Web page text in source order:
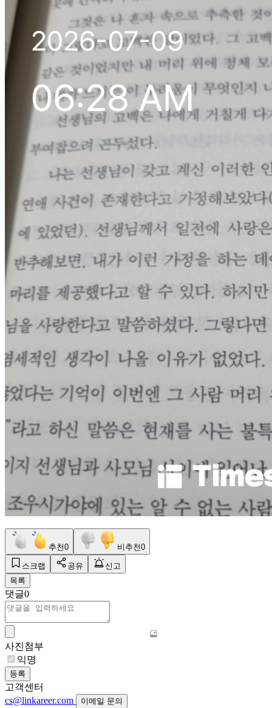
추천0 비추천0
스크랩 공유
신고
목록
댓글0
사진첨부
익명
등록
고객센터
cs@linkareer.com
이메일 문의